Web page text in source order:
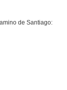
de Santiago: